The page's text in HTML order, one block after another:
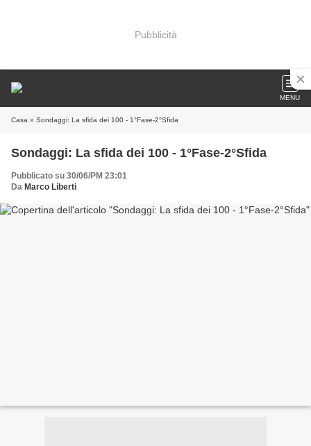
Pubblicità
MENU
Casa » Sondaggi: La sfida dei 100 - 1°Fase-2°Sfida
Sondaggi: La sfida dei 100 - 1°Fase-2°Sfida
Pubblicato su 30/06/PM 23:01
Da Marco Liberti